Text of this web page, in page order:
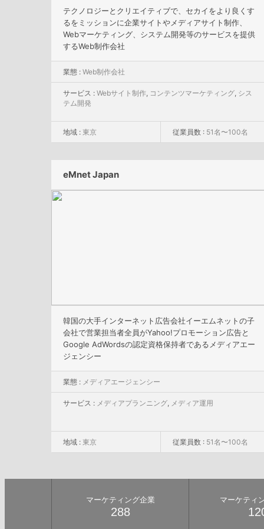
テクノロジーとクリエイティブで、セカイをより良くす
るをミッションに企業サイトやメディアサイト制作、
Webマーケティング、システム開発等のサービスを提供
するWeb制作会社
業態 : Web制作会社
サービス : Webサイト制作, コンテンツマーケティング, シス
テム開発
地域 : 東京 従業員数 : 51名〜100名
eMnet Japan
韓国の大手インターネット広告会社イーエムネットの子
会社で営業担当者全員がYahoo!プロモーション広告と
Google AdWordsの認定資格保持者であるメディアエー
ジェンシー
業態 : メディアエージェンシー
サービス : メディアプランニング, メディア運用
地域 : 東京 従業員数 : 51名〜100名
マーケティング企業
288
マーケティ